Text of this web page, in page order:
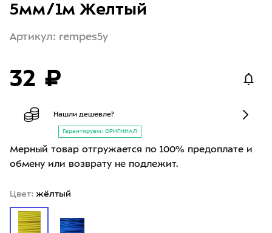
5мм/1м Желтый
Артикул: rempes5y
32 ₽
Нашли дешевле?
Гарантируем: ОРИГИНАЛ
Мерный товар отгружается по 100% предоплате и
обмену или возврату не подлежит.
Цвет: жёлтый